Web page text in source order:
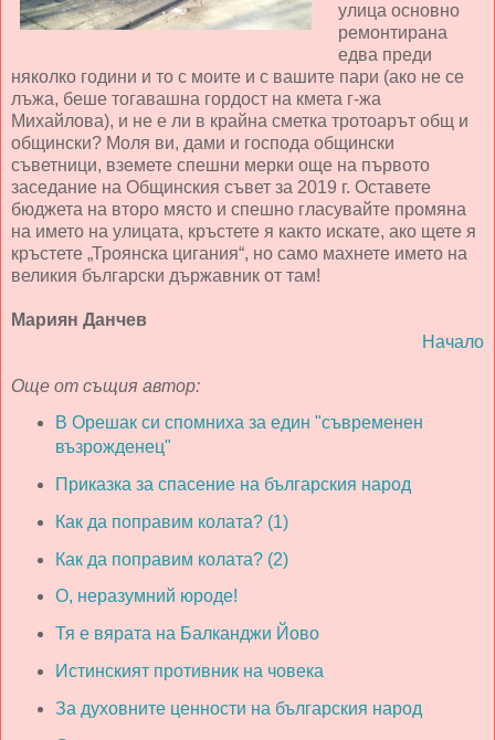
улица основно
ремонтирана
едва преди
няколко години и то с моите и с вашите пари (ако не се
лъжа, беше тогавашна гордост на кмета г-жа
Михайлова), и не е ли в крайна сметка тротоарът общ и
общински? Моля ви, дами и господа общински
съветници, вземете спешни мерки още на първото
заседание на Общинския съвет за 2019 г. Оставете
бюджета на второ място и спешно гласувайте промяна
на името на улицата, кръстете я както искате, ако щете я
кръстете „Троянска цигания“, но само махнете името на
великия български държавник от там!
Мариян Данчев
Начало
Още от същия автор:
В Орешак си спомниха за един "съвременен
възрожденец"
Приказка за спасение на българския народ
Как да поправим колата? (1)
Как да поправим колата? (2)
О, неразумний юроде!
Тя е вярата на Балканджи Йово
Истинският противник на човека
За духовните ценности на българския народ